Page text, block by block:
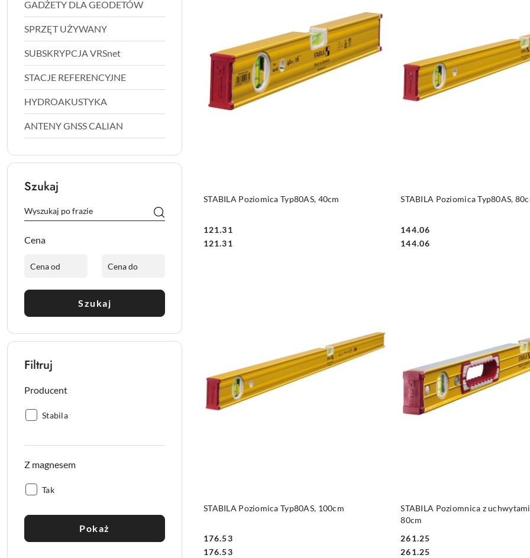
GADŻETY DLA GEODETÓW
SPRZĘT UŻYWANY
SUBSKRYPCJA VRSnet
STACJE REFERENCYJNE
HYDROAKUSTYKA
ANTENY GNSS CALIAN
Szukaj
Cena
Szukaj
Filtruj
Producent
Producent:
Stabila
Z magnesem
Z
Tak
Pokaż
STABILA Poziomica Typ80AS, 40cm
Cena:
121.31
Cena:
121.31
STABILA Poziomica Typ80AS,
Cena:
144.06
Cena:
144.06
STABILA Poziomica Typ80AS, 100cm
Cena:
176.53
Cena:
176.53
STABILA Poziomnica z
80cm
Cena:
261.25
Cena:
261.25